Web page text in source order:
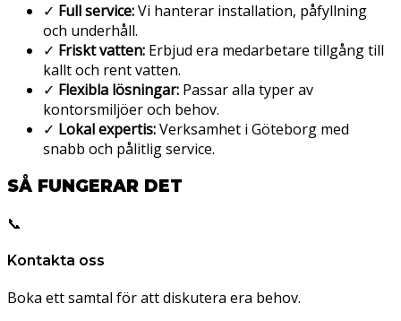
✓ Full service:Vi hanterar installation, påfyllning
och underhåll.
✓ Friskt vatten: Erbjud era medarbetare tillgång till
kallt och rent vatten.
✓ Flexibla lösningar: Passar alla typer av
kontorsmiljöer och behov.
✓ Lokal expertis:Verksamhet i Göteborg med
snabb och pålitlig service.
SÅ FUNGERAR DET
📞
Kontakta oss
Boka ett samtal för att diskutera era behov.